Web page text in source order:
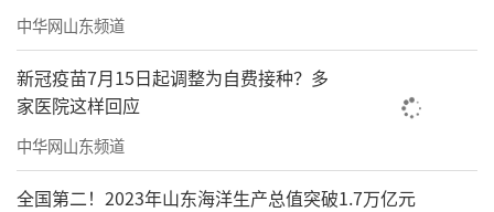
中华网山东频道
新冠疫苗7月15日起调整为自费接种？多
家医院这样回应
中华网山东频道
全国第二！2023年山东海洋生产总值突破1.7万亿元